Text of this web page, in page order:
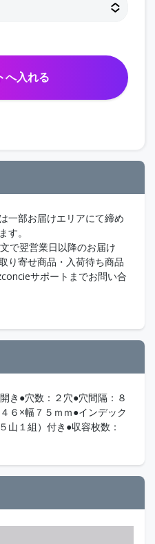
へ入れる
一部お届けエリアにて締め
す。
翌営業日以降のお届け
り寄せ商品・入荷待ち商品
サポートまでお問い合
き●穴数：２穴●穴間隔：８
６×幅７５ｍｍ●インデック
山１組）付き●収容枚数：